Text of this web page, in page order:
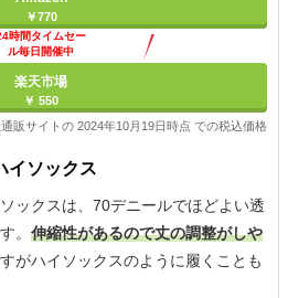
￥770
時間タイムセー
ル毎日開催中
楽天市場
￥ 550
販サイトの 2024年10月19日時点 での税込価格
イソックス
ックスは、70デニールでほどよい透
。 伸縮性があるので丈の調整がしや
がハイソックスのように履くことも